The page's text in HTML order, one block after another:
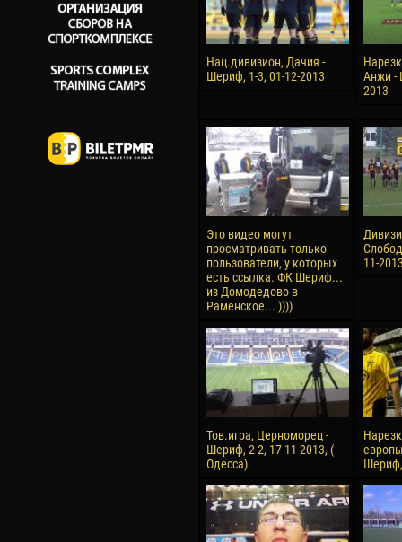
Нац.дивизион, Дачия -
Шериф, 1-3, 01-12-2013
Анжи -
2013
Это видео могут
просматривать только
пользователи, у которых
есть ссылка. ФК Шериф...
из Домодедово в
Раменское... ))))
11-
Тов.игра, Церноморец -
Шериф, 2-2, 17-11-2013, (
Одесса)
Шериф,